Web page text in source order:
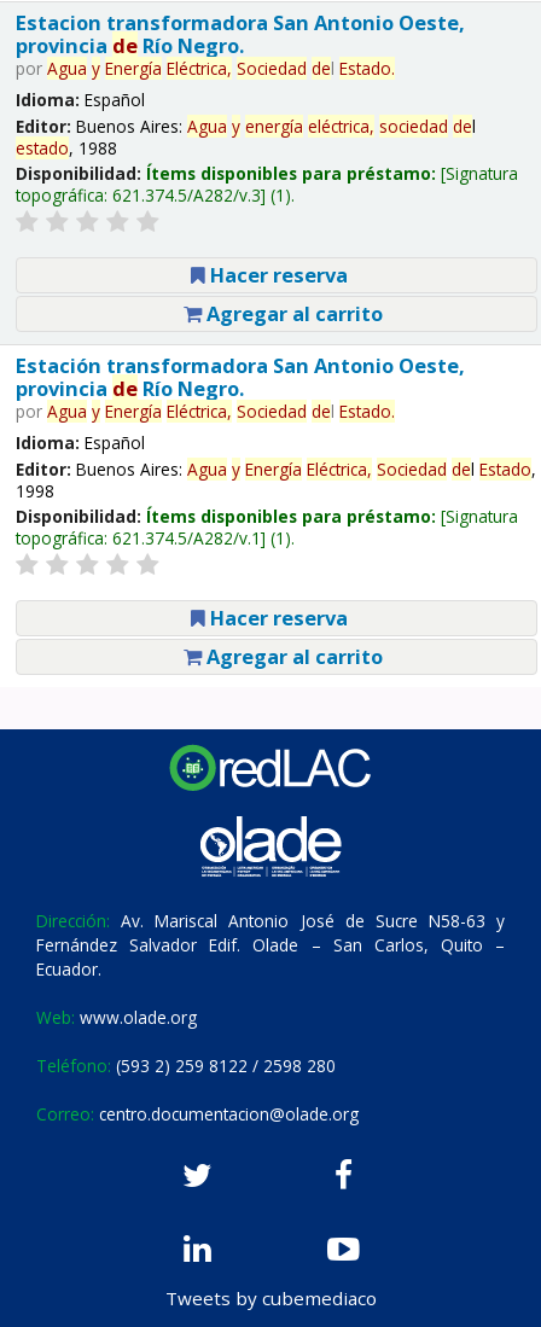
Estacion transformadora San Antonio Oeste,
provincia deRío Negro.
por Agua y Energía Eléctrica, Sociedad del Estado.
Idioma: Español
Editor: Buenos Aires: Agua y energía eléctrica, sociedad del
estado, 1988
Disponibilidad: Ítems disponibles para préstamo: Signatura
topográfica: 621.374.5/A282/v.3 (1).
Hacer reserva
Agregar al carrito
Estación transformadora San Antonio Oeste,
provincia deRío Negro.
por Agua y Energía Eléctrica, Sociedad del Estado.
Idioma: Español
Editor: Buenos Aires: Agua y Energía Eléctrica, Sociedad del Estado,
1998
Disponibilidad: Ítems disponibles para préstamo: Signatura
topográfica: 621.374.5/A282/v.1 (1).
Hacer reserva
Agregar al carrito
Dirección: Av. Mariscal Antonio José de Sucre N58-63 y
Fernández Salvador Edif. Olade – San Carlos, Quito –
Ecuador.
Web: www.olade.org
Teléfono: (593 2) 259 8122 / 2598 280
Correo: centro.documentacion@olade.org
Tweets by cubemediaco